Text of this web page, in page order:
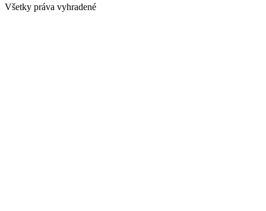
Všetky práva vyhradené